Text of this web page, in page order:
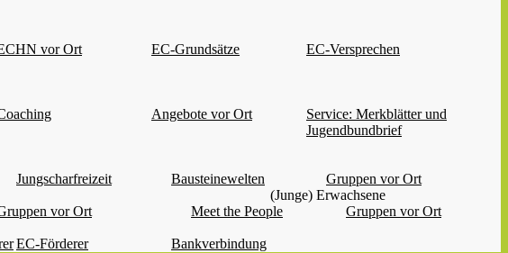
vor Ort EC-Grundsätze
EC-Versprechen
Angebote vor Ort
Service: Merkblätter und
Jugendbundbrief
Jungscharfreizeit Bausteinewelten
Gruppen vor Ort
vor Ort
(Junge) Erwachsene
Meet the People
Gruppen vor Ort
EC-Förderer Bankverbindung